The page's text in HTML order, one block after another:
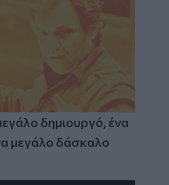
δημιουργό, ένα
μεγάλο δάσκαλο